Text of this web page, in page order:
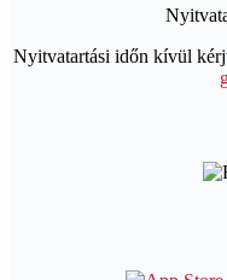
Nyitvatartási időn kívül